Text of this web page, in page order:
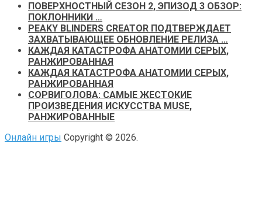
ПОВЕРХНОСТНЫЙ СЕЗОН 2, ЭПИЗОД 3 ОБЗОР:
ПОКЛОННИКИ …
PEAKY BLINDERS CREATOR ПОДТВЕРЖДАЕТ
ЗАХВАТЫВАЮЩЕЕ ОБНОВЛЕНИЕ РЕЛИЗА …
КАЖДАЯ КАТАСТРОФА АНАТОМИИ СЕРЫХ,
РАНЖИРОВАННАЯ
КАЖДАЯ КАТАСТРОФА АНАТОМИИ СЕРЫХ,
РАНЖИРОВАННАЯ
СОРВИГОЛОВА: САМЫЕ ЖЕСТОКИЕ
ПРОИЗВЕДЕНИЯ ИСКУССТВА MUSE,
РАНЖИРОВАННЫЕ
Онлайн игры Copyright © 2026.